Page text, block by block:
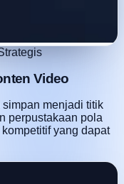
Video
menjadi titik
perpustakaan pola
yang dapat